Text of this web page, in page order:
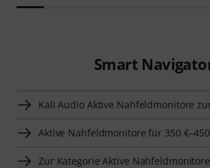
Smart
Kali Audio Aktive Nahfeldmonitore
Aktive Nahfeldmonitore für 350
Zur Kategorie Aktive Nahfeldmonitore